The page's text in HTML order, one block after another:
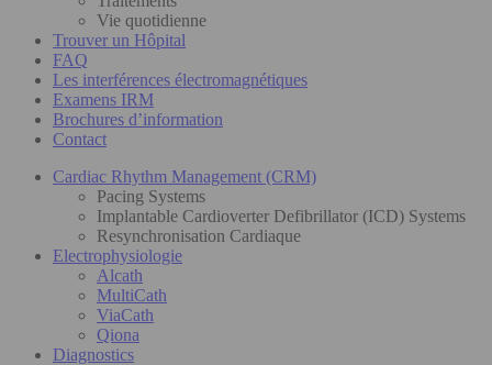
Vie quotidienne
Trouver un Hôpital
FAQ
Les interférences électromagnétiques
Examens IRM
Brochures d’information
Contact
Cardiac Rhythm Management (CRM)
Pacing Systems
Implantable Cardioverter Defibrillator (ICD) Systems
Resynchronisation Cardiaque
Electrophysiologie
Alcath
MultiCath
ViaCath
Qiona
Diagnostics